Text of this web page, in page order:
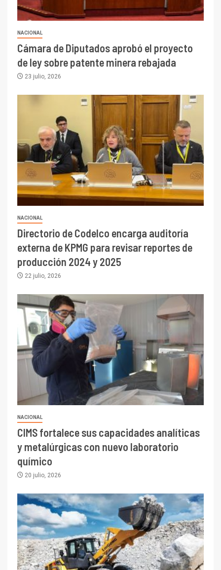
NACIONAL
Cámara de Diputados aprobó el proyecto
de ley sobre patente minera rebajada
23 julio, 2026
NACIONAL
Directorio de Codelco encarga auditoría
externa de KPMG para revisar reportes de
producción 2024 y 2025
22 julio, 2026
NACIONAL
CIMS fortalece sus capacidades analíticas
y metalúrgicas con nuevo laboratorio
químico
20 julio, 2026
3
crecimiento regional: Banco
Central reporta resultados
dispares en el primer
trimestre
4
Informe bimensual de
Cochilco: precio del cobre
alcanza máximos por escasez